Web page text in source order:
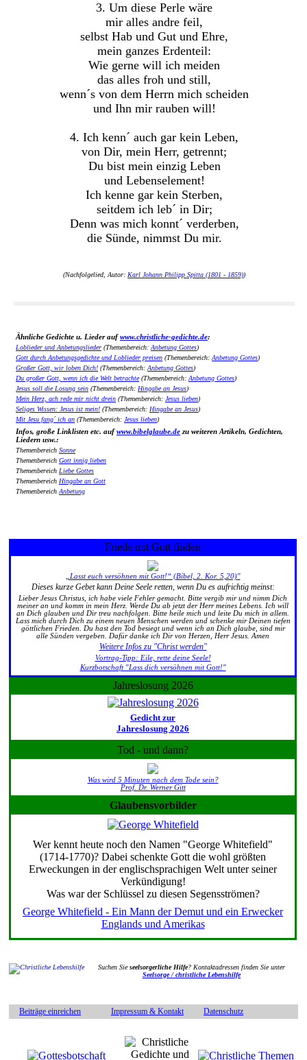
3. Um diese Perle wäre
mir alles andre feil,
selbst Hab und Gut und Ehre,
mein ganzes Erdenteil:
Wie gerne will ich meiden
das alles froh und still,
wenn´s von dem Herrn mich scheiden
und Ihn mir rauben will!
4. Ich kenn´ auch gar kein Leben,
von Dir, mein Herr, getrennt;
Du bist mein einzig Leben
und Lebenselement!
Ich kenne gar kein Sterben,
seitdem ich leb´ in Dir;
Denn was mich konnt´ verderben,
die Sünde, nimmst Du mir.
(Nachfolgelied, Autor: Karl Johann Philipp Spitta (1801 - 1859))
Ähnliche Gedichte u. Lieder aufwww.christliche-gedichte.de:
Loblieder und Anbetungslieder (Themenbereich:Anbetung Gottes)
Gott durch Anbetungsgedichte und Loblieder preisen (Themenbereich:Anbetung Gottes)
Großer Gott, wir loben Dich! (Themenbereich:Anbetung Gottes)
Du großer Gott, wenn ich die Welt betrachte(Themenbereich:Anbetung Gottes)
Jesus soll die Losung sein (Themenbereich: Hingabe an Jesus)
Mein Herz, ach rede mir nicht drein (Themenbereich: Jesus lieben)
Seliges Wissen: Jesus ist mein! (Themenbereich: Hingabe an Jesus)
Mit Jesu fang´ ich an (Themenbereich: Jesus lieben)
Infos, große Linklisten etc. aufwww.bibelglaube.de zu weiteren Artikeln, Gedichten,
Liedern usw.:
Themenbereich Sonne
Themenbereich Gott innig lieben
Themenbereich Liebe Gottes
Themenbereich Hingabe an Gott
ThemenbereichAnbetung
Friede mit Gott finden
„Lasst euch versöhnen mit Gott!“ (Bibel, 2. Kor. 5,20)"
Dieses kurze Gebet kann Deine Seele retten, wenn Du es aufrichtig meinst:
Lieber Jesus Christus, ich habe viele Fehler gemacht. Bitte vergib mir und nimm Dich
meiner an und komm in mein Herz. Werde Du ab jetzt der Herr meines Lebens. Ich will
an Dich glauben und Dir treu nachfolgen. Bitte heile mich und leite Du mich in allem.
Lass mich durch Dich zu einem neuen Menschen werden und schenke mir Deinen tiefen
göttlichen Frieden. Du hast den Tod besiegt und wenn ich an Dich glaube, sind mir
alle Sünden vergeben. Dafür danke ich Dir von Herzen, Herr Jesus. Amen
Weitere Infos zu "Christ werden"
Vortrag-Tipp: Eile, rette deine Seele!
Kurzbotschaft "Lass dich versöhnen mit Gott!"
Jahreslosung 2026
Gedicht zur
Jahreslosung 2026
Tod - und dann?
Was wird 5 Minuten nach dem Tode sein?
Prof. Dr. Werner Gitt
Glaubensvorbilder
Wer kennt heute noch den Namen "George Whitefield"
(1714-1770)? Dabei schenkte Gott die wohl größten
Erweckungen in der englischsprachigen Welt unter seiner
Verkündigung!
Was war der Schlüssel zu diesen Segensströmen?
George Whitefield - Ein Mann der Demut und ein Erwecker
Englands und Amerikas
Suchen Sieseelsorgerliche Hilfe? Kontaktadressen finden Sie unter
Seelsorge / christliche Lebenshilfe
Beiträge einreichen Impressum & Kontakt Datenschutz